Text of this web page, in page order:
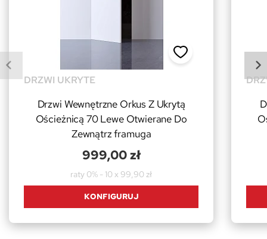
DRZWI UKRYTE
Drzwi Wewnętrzne Orkus Z Ukrytą
Ościeżnicą 70 Lewe Otwierane Do
Zewnątrz framuga
999,00 zł
raty 0% - 10 x 99,90 zł
KONFIGURUJ